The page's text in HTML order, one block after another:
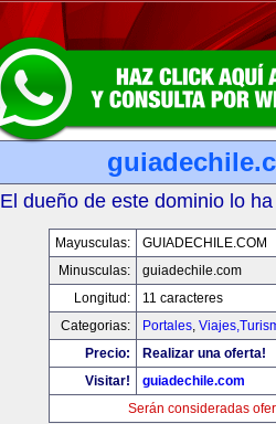
El dueño de este dominio lo
Mayusculas:
GUIADECHILE.COM
Minusculas:
guiadechile.com
Longitud:
11 caracteres
Categorias:
Portales,
Precio:
Realizar una oferta!
Visitar!
guiadechile.com
Serán consideradas